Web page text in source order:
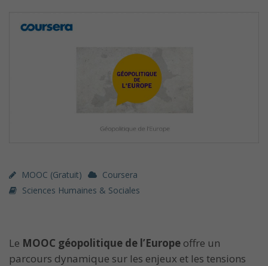
MOOC (gratuit)
Coursera
Sciences Humaines & Sociales
Le MOOC géopolitique de l’Europe offre un
parcours dynamique sur les enjeux et les tensions